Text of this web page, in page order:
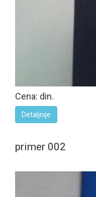
Cena: din.
Detaljnije
primer 002